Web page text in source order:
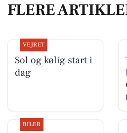
FLERE
VEJRET
Sol og kølig start i
dag
BILER